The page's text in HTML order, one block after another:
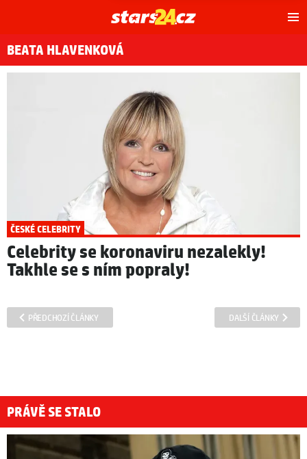
BEATA HLAVENKOVÁ
ČESKÉ CELEBRITY
Celebrity se koronaviru nezalekly!
Takhle se s ním popraly!
PŘEDCHOZÍ ČLÁNKY DALŠÍ ČLÁNKY
PRÁVĚ SE STALO